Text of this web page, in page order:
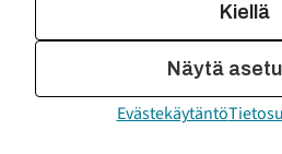
Kiellä
Näytä
Evästekäytäntö
Ties monennenko kerran
mummolaan. Menimme sinne